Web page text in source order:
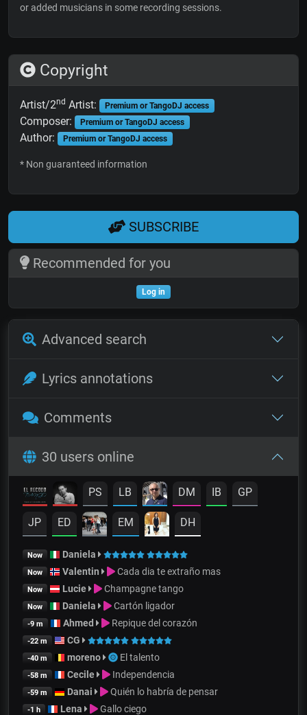
or added musicians in some recording sessions.
Copyright
Artist/2nd Artist: Premium or TangoDJ access
Composer: Premium or TangoDJ access
Author: Premium or TangoDJ access
* Non guaranteed information
SUBSCRIBE
Recommended for you
Log in
Advanced search
Lyrics annotations
Comments
30 users online
PS LB DM IB GP
JP ED EM DH
Now Daniela
Now Valentin Cada dia te extraño mas
Now Lucie Champagne tango
Now Daniela Cartón ligador
-9 m Ahmed Repique del corazón
-22 m CG
-40 m moreno El talento
-58 m Cecile Independencia
-59 m Danai Quién lo habría de pensar
-1 h Lena Gallo ciego